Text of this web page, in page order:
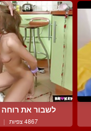
לשבור את
4867 צפיות |